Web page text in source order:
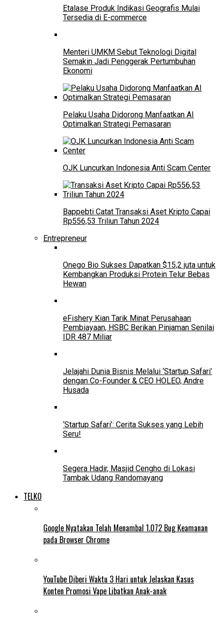
Etalase Produk Indikasi Geografis Mulai
Tersedia di E-commerce
Menteri UMKM Sebut Teknologi Digital
Semakin Jadi Penggerak Pertumbuhan
Ekonomi
Pelaku Usaha Didorong Manfaatkan AI
Optimalkan Strategi Pemasaran
OJK Luncurkan Indonesia Anti Scam Center
Bappebti Catat Transaksi Aset Kripto Capai
Rp556,53 Triliun Tahun 2024
Entrepreneur
Onego Bio Sukses Dapatkan $15,2 juta untuk
Kembangkan Produksi Protein Telur Bebas
Hewan
eFishery Kian Tarik Minat Perusahaan
Pembiayaan, HSBC Berikan Pinjaman Senilai
IDR 487 Miliar
Jelajahi Dunia Bisnis Melalui ‘Startup Safari’
dengan Co-Founder & CEO HOLEO, Andre
Husada
‘Startup Safari’: Cerita Sukses yang Lebih
Seru!
Segera Hadir, Masjid Cengho di Lokasi
Tambak Udang Randomayang
TELKO
Google Nyatakan Telah Menambal 1.072 Bug Keamanan
pada Browser Chrome
YouTube Diberi Waktu 3 Hari untuk Jelaskan Kasus
Konten Promosi Vape Libatkan Anak-anak